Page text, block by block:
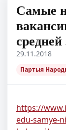
Самые
29.11.2018
Партыя
https://
edu-samye-